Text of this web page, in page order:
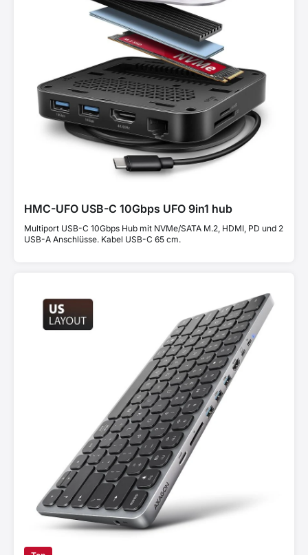
HMC-UFO USB-C 10Gbps UFO 9in1 hub
Multiport USB-C 10Gbps Hub mit NVMe/SATA M.2, HDMI, PD und 2
USB-A Anschlüsse. Kabel USB-C 65 cm.